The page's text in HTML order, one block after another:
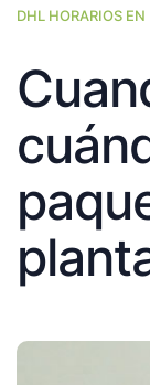
DHL HORARIOS